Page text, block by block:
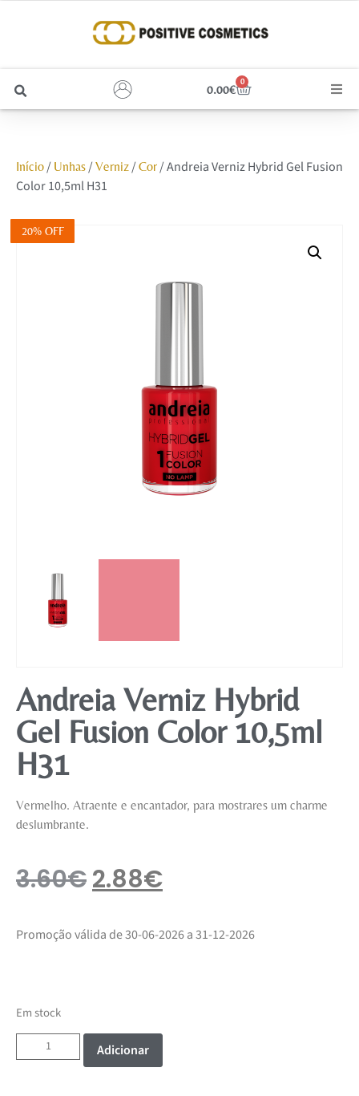
0.00€
0
Unhas
Início/ Unhas/ Verniz/ Cor/ Andreia Verniz Hybrid Gel Fusion
Color 10,5ml H31
20% OFF
Andreia Verniz Hybrid
Gel Fusion Color 10,5ml
H31
Vermelho. Atraente e encantador, para mostrares um charme
deslumbrante.
3.60€2.88€
Promoção válida de 30-06-2026 a 31-12-2026
Em stock
Adicionar